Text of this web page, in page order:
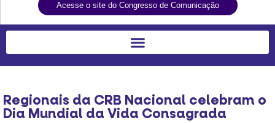
Acesse o site do Congresso de Comunicação
Regionais da CRB Nacional celebram o
Dia Mundial da Vida Consagrada